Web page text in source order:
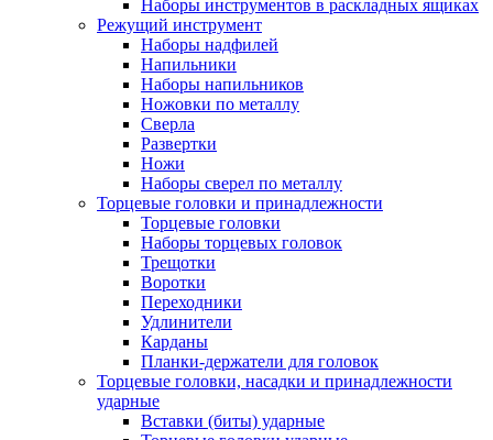
Наборы инструментов в раскладных ящиках
Режущий инструмент
Наборы надфилей
Напильники
Наборы напильников
Ножовки по металлу
Сверла
Развертки
Ножи
Наборы сверел по металлу
Торцевые головки и принадлежности
Торцевые головки
Наборы торцевых головок
Трещотки
Воротки
Переходники
Удлинители
Карданы
Планки-держатели для головок
Торцевые головки, насадки и принадлежности
ударные
Вставки (биты) ударные